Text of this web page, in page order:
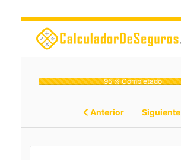
Anterior
95 % Completado
Siguiente